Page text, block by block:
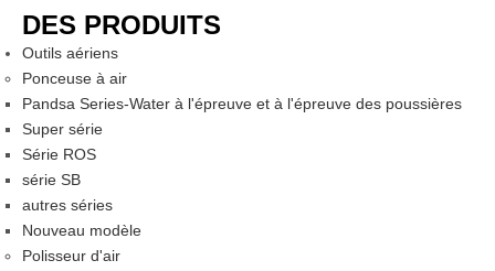
DES PRODUITS
Outils aériens
Ponceuse à air
Pandsa Series-Water à l'épreuve et à l'épreuve des poussières
Super série
Série ROS
série SB
autres séries
Nouveau modèle
Polisseur d'air